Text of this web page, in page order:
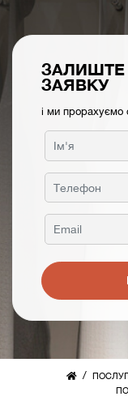
ЗАЛИШТЕ
ЗАЯВКУ
і ми прорахуємо
/